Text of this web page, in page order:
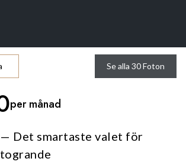
Se alla 30Foton
per månad
— Det smartaste valet för